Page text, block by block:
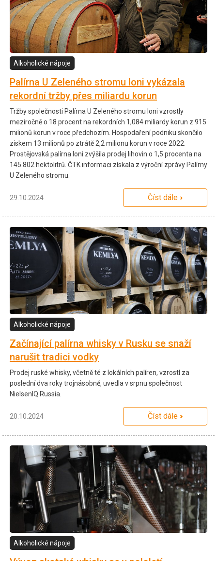
Alkoholické nápoje
Palírna U Zeleného stromu loni vykázala
rekordní tržby přes miliardu korun
Tržby společnosti Palírna U Zeleného stromu loni vzrostly
meziročně o 18 procent na rekordních 1,084 miliardy korun z 915
milionů korun v roce předchozím. Hospodaření podniku skončilo
ziskem 13 milionů po ztrátě 2,2 milionu korun v roce 2022.
Prostějovská palírna loni zvýšila prodej lihovin o 1,5 procenta na
145.802 hektolitrů. ČTK informaci získala z výroční zprávy Palírny
U Zeleného stromu.
29.10.2024 Číst dále
Alkoholické nápoje
Začínající palírna whisky v Rusku se snaží
narušit tradici vodky
Prodej ruské whisky, včetně té z lokálních palíren, vzrostl za
poslední dva roky trojnásobně, uvedla v srpnu společnost
NielsenIQ Russia.
20.10.2024 Číst dále
Alkoholické nápoje